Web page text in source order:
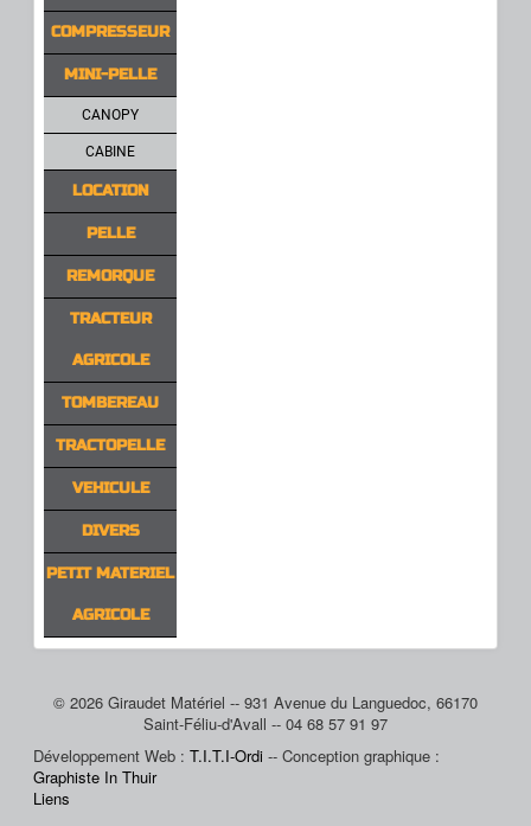
COMPRESSEUR
MINI-PELLE
CANOPY
CABINE
LOCATION
PELLE
REMORQUE
TRACTEUR
AGRICOLE
TOMBEREAU
TRACTOPELLE
VEHICULE
DIVERS
PETIT MATERIEL
AGRICOLE
© 2026 Giraudet Matériel -- 931 Avenue du Languedoc, 66170
Saint-Féliu-d'Avall -- 04 68 57 91 97
Développement Web : T.I.T.I-Ordi -- Conception graphique :
Graphiste In Thuir
Liens